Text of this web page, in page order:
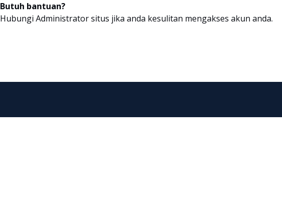
Butuh bantuan?
Hubungi Administrator situs jika anda kesulitan mengakses akun anda.